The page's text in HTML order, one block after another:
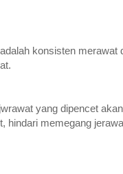
konsisten merawat
yang dipencet
memegang